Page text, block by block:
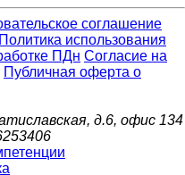
соглашение
Политика использования
ПДн Cогласие на
Публичная оферта о
д.6, офис 134